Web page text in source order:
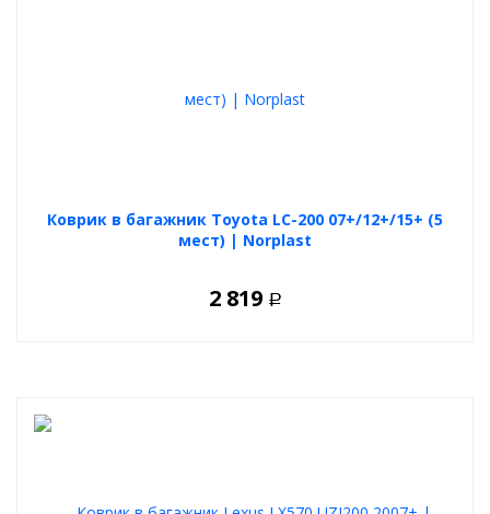
Коврик в багажник Toyota LC-200 07+/12+/15+ (5
мест) | Norplast
2 819 Р